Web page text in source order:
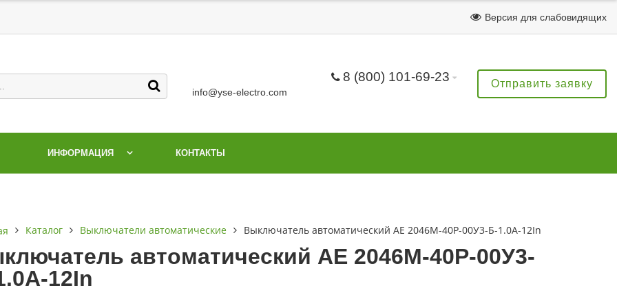
Версия для слабовидящих
8 (800) 101-69-23
info@yse-electro.com
Отправить заявку
ИНФОРМАЦИЯ КОНТАКТЫ
Каталог Выключатели автоматические Выключатель автоматический АЕ 2046М-40Р-00У3-Б-1.0А-12In
автоматический АЕ 2046М-40Р-00У3-
12In